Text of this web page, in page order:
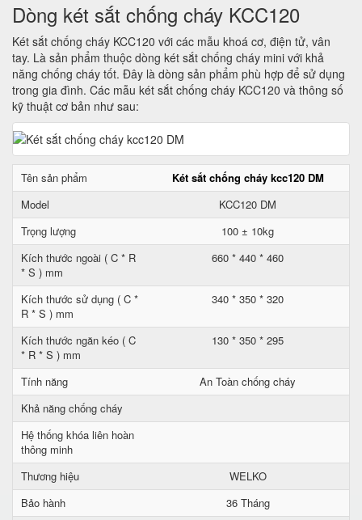
Dòng két sắt chống cháy KCC120
Két sắt chống cháy KCC120 với các mẫu khoá cơ, điện tử, vân
tay. Là sản phẩm thuộc dòng két sắt chống cháy mini với khả
năng chống cháy tốt. Đây là dòng sản phẩm phù hợp để sử dụng
trong gia đình. Các mẫu két sắt chống cháy KCC120 và thông số
kỹ thuật cơ bản như sau:
Tên sản phẩm
Két sắt chống cháy kcc120 DM
Model
KCC120 DM
Trọng lượng
100 ± 10kg
Kích thước ngoài ( C * R
* S ) mm
660 * 440 * 460
Kích thước sử dụng ( C *
R * S ) mm
340 * 350 * 320
Kích thước ngăn kéo ( C
* R * S ) mm
130 * 350 * 295
Tính năng
An Toàn chống cháy
Khả năng chống cháy
Hệ thống khóa liên hoàn
thông minh
Thương hiệu
WELKO
Bảo hành
36 Tháng